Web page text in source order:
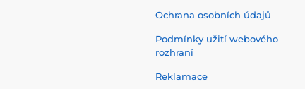
Ochrana osobních údajů
Podmínky užití webového
rozhraní
Reklamace